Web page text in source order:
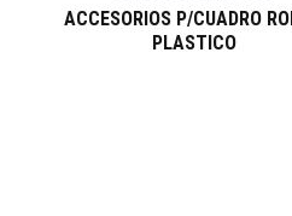
ACCESORIOS P/CUADRO
PLASTICO